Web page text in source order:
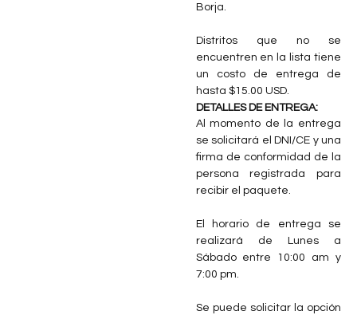
Borja.
Distritos que no se
encuentren en la lista tiene
un costo de entrega de
hasta $15.00 USD.
DETALLES DE ENTREGA:
Al momento de la entrega
se solicitará el DNI/CE y una
firma de conformidad de la
persona registrada para
recibir el paquete.
El horario de entrega se
realizará de Lunes a
Sábado entre 10:00 am y
7:00 pm.
Se puede solicitar la opción